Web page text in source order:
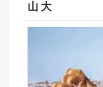
山大